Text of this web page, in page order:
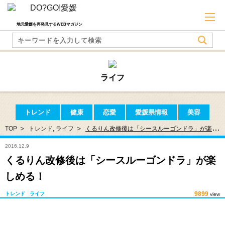
地元愛媛を再発見するWEBマガジン
ライフ
トレンド 健康 恋愛 愛媛県情報 美容
TOP トレンド, ライフ
くるりん改修後は「シースルーゴンドラ」が楽し
める！
2016.12.9
くるりん改修後は「シースルーゴンドラ」が楽
しめる！
トレンド ライフ 9899 view